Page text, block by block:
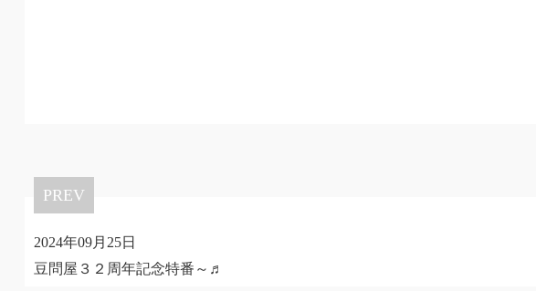
PREV
2024年09月25日
豆問屋３２周年記念特番～♬